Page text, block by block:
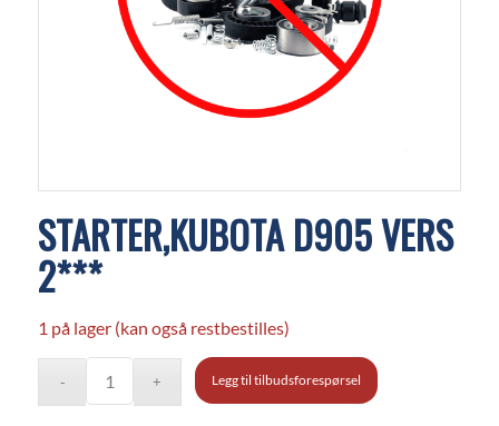
STARTER,KUBOTA D905 VERS
2***
1 på lager (kan også restbestilles)
Legg til tilbudsforespørsel